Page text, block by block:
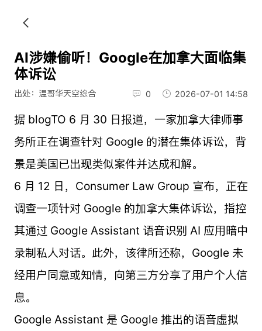
AI涉嫌偷听！Google在加拿大面临集
体诉讼
出处：温哥华天空综合 0 2026-07-01 14:58
据 blogTO 6 月 30 日报道，一家加拿大律师事
务所正在调查针对 Google 的潜在集体诉讼，背
景是美国已出现类似案件并达成和解。
6 月 12 日，Consumer Law Group 宣布，正在
调查一项针对 Google 的加拿大集体诉讼，指控
其通过 Google Assistant 语音识别 AI 应用暗中
录制私人对话。此外，该律所还称，Google 未
经用户同意或知情，向第三方分享了用户个人信
息。
Google Assistant 是 Google 推出的语音虚拟